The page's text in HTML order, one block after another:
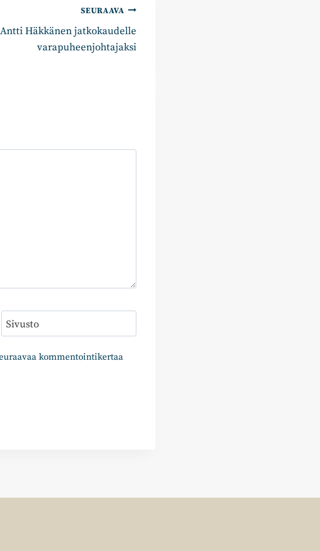
SEURAAVA
Antti Häkkänen jatkokaudelle
varapuheenjohtajaksi
Sivusto
kommentointikertaa